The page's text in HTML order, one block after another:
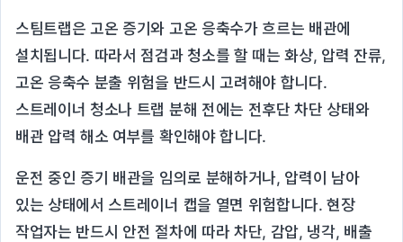
스팀트랩은 고온 증기와 고온 응축수가 흐르는 배관에
설치됩니다. 따라서 점검과 청소를 할 때는 화상, 압력 잔류,
고온 응축수 분출 위험을 반드시 고려해야 합니다.
스트레이너 청소나 트랩 분해 전에는 전후단 차단 상태와
배관 압력 해소 여부를 확인해야 합니다.
운전 중인 증기 배관을 임의로 분해하거나, 압력이 남아
있는 상태에서 스트레이너 캡을 열면 위험합니다. 현장
작업자는 반드시 안전 절차에 따라 차단, 감압, 냉각, 배출